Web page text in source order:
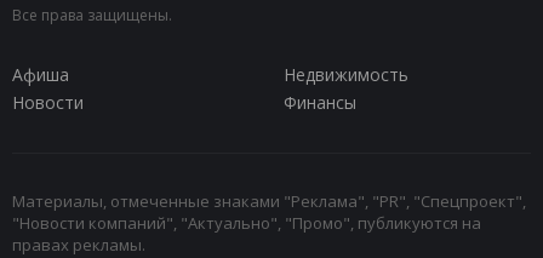
Все права защищены.
Афиша
Недвижимость
Новости
Финансы
Материалы, отмеченные знаками "Реклама", "PR", "Спецпроект",
"Новости компаний", "Актуально", "Промо", публикуются на
правах рекламы.